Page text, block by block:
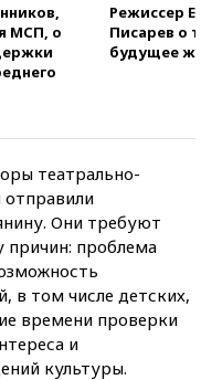
МСП, о
Режиссер
Писарев о
будущее
театрально-
Они требуют
проблема
в том числе детских,
времени проверки
и
культуры.